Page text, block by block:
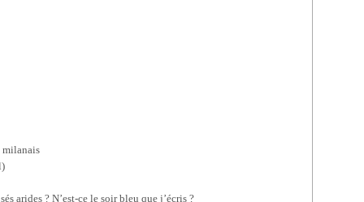
milanais
arides ? N’est-ce le soir bleu que j’écris ?